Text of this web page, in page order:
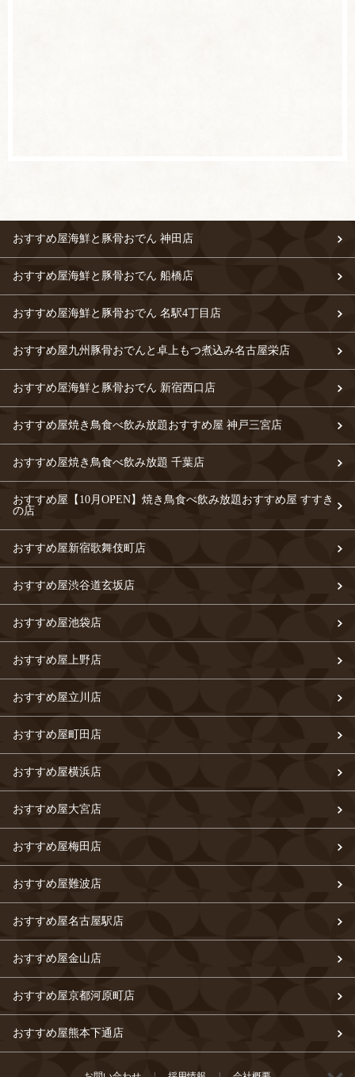
おすすめ屋海鮮と豚骨おでん 神田店
おすすめ屋海鮮と豚骨おでん 船橋店
おすすめ屋海鮮と豚骨おでん 名駅4丁目店
おすすめ屋九州豚骨おでんと卓上もつ煮込み名古屋栄店
おすすめ屋海鮮と豚骨おでん 新宿西口店
おすすめ屋焼き鳥食べ飲み放題おすすめ屋 神戸三宮店
おすすめ屋焼き鳥食べ飲み放題 千葉店
おすすめ屋【10月OPEN】焼き鳥食べ飲み放題おすすめ屋 すすき
の店
おすすめ屋新宿歌舞伎町店
おすすめ屋渋谷道玄坂店
おすすめ屋池袋店
おすすめ屋上野店
おすすめ屋立川店
おすすめ屋町田店
おすすめ屋横浜店
おすすめ屋大宮店
おすすめ屋梅田店
おすすめ屋難波店
おすすめ屋名古屋駅店
おすすめ屋金山店
おすすめ屋京都河原町店
おすすめ屋熊本下通店